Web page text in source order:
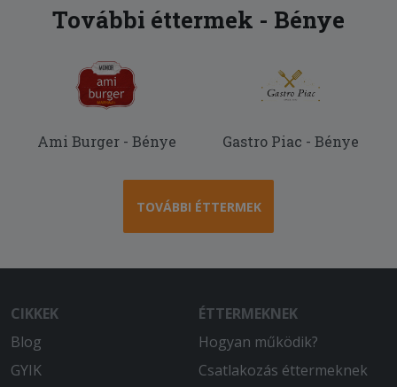
További éttermek - Bénye
Ami Burger - Bénye Gastro Piac - Bénye
TOVÁBBI ÉTTERMEK
CIKKEK
Blog
GYIK
ÉTTERMEKNEK
Hogyan működik?
Csatlakozás éttermeknek